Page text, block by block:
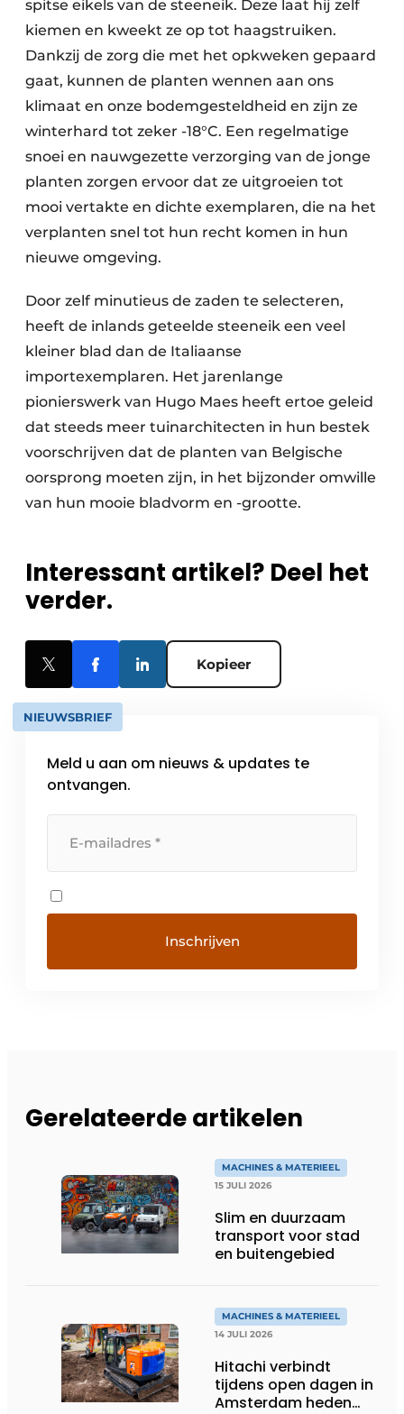
spitse eikels van de steeneik. Deze laat hij zelf
kiemen en kweekt ze op tot haagstruiken.
Dankzij de zorg die met het opkweken gepaard
gaat, kunnen de planten wennen aan ons
klimaat en onze bodemgesteldheid en zijn ze
winterhard tot zeker -18°C. Een regelmatige
snoei en nauwgezette verzorging van de jonge
planten zorgen ervoor dat ze uitgroeien tot
mooi vertakte en dichte exemplaren, die na het
verplanten snel tot hun recht komen in hun
nieuwe omgeving.
Door zelf minutieus de zaden te selecteren,
heeft de inlands geteelde steeneik een veel
kleiner blad dan de Italiaanse
importexemplaren. Het jarenlange
pionierswerk van Hugo Maes heeft ertoe geleid
dat steeds meer tuinarchitecten in hun bestek
voorschrijven dat de planten van Belgische
oorsprong moeten zijn, in het bijzonder omwille
van hun mooie bladvorm en -grootte.
Interessant artikel? Deel het
verder.
Kopieer
NIEUWSBRIEF
Meld u aan om nieuws & updates te
ontvangen.
Gerelateerde artikelen
MACHINES & MATERIEEL
15 JULI 2026
Slim en duurzaam
transport voor stad
en buitengebied
MACHINES & MATERIEEL
14 JULI 2026
Hitachi verbindt
tijdens open dagen in
Amsterdam heden